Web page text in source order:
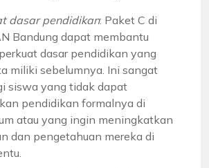
dasar pendidikan: Paket C di
Bandung dapat membantu
dasar pendidikan yang
miliki sebelumnya. Ini sangat
siswa yang tidak dapat
pendidikan formalnya di
atau yang ingin meningkatkan
dan pengetahuan mereka di